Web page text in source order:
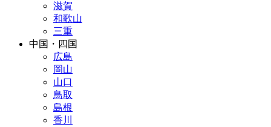
滋賀
和歌山
三重
中国・四国
広島
岡山
山口
鳥取
島根
香川